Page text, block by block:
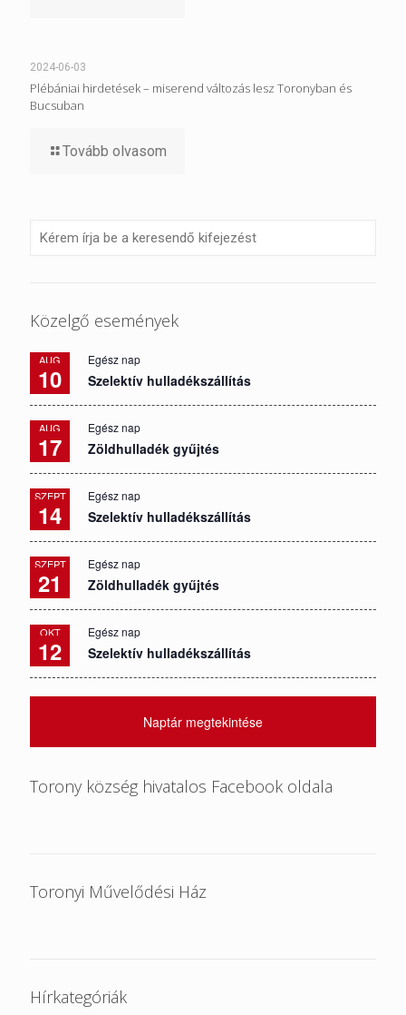
2024-06-03
Plébániai hirdetések – miserend változás lesz Toronyban és
Bucsuban
Tovább olvasom
Közelgő események
AUG
10
Egész nap
Szelektív hulladékszállítás
AUG
17
Egész nap
Zöldhulladék gyűjtés
SZEPT
14
Egész nap
Szelektív hulladékszállítás
SZEPT
21
Egész nap
Zöldhulladék gyűjtés
OKT
12
Egész nap
Szelektív hulladékszállítás
Naptár megtekintése
Torony község hivatalos Facebook oldala
Toronyi Művelődési Ház
Hírkategóriák